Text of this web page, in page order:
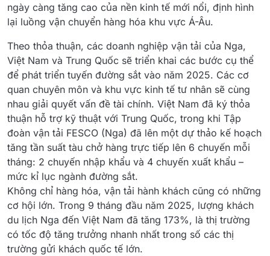
ngày càng tăng cao của nền kinh tế mới nổi, định hình
lại luồng vận chuyển hàng hóa khu vực Á-Âu.
Theo thỏa thuận, các doanh nghiệp vận tải của Nga,
Việt Nam và Trung Quốc sẽ triển khai các bước cụ thể
để phát triển tuyến đường sắt vào năm 2025. Các cơ
quan chuyên môn và khu vực kinh tế tư nhân sẽ cùng
nhau giải quyết vấn đề tài chính. Việt Nam đã ký thỏa
thuận hỗ trợ kỹ thuật với Trung Quốc, trong khi Tập
đoàn vận tải FESCO (Nga) đã lên một dự thảo kế hoạch
tăng tần suất tàu chở hàng trực tiếp lên 6 chuyến mỗi
tháng: 2 chuyến nhập khẩu và 4 chuyến xuất khẩu –
mức kỉ lục ngành đường sắt.
Không chỉ hàng hóa, vận tải hành khách cũng có những
cơ hội lớn. Trong 9 tháng đầu năm 2025, lượng khách
du lịch Nga đến Việt Nam đã tăng 173%, là thị trường
có tốc độ tăng trưởng nhanh nhất trong số các thị
trường gửi khách quốc tế lớn.